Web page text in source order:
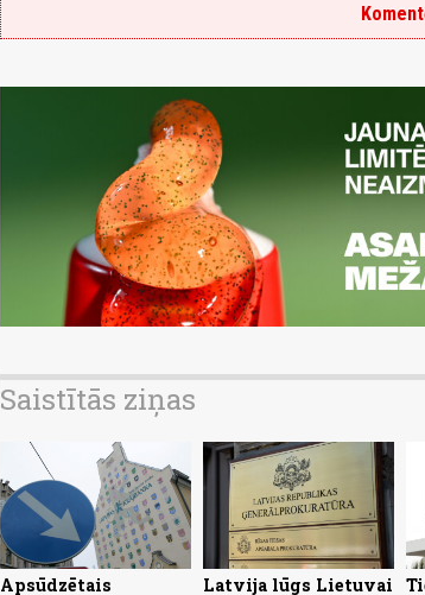
Saistītās ziņas
Apsūdzētais
Latvija lūgs Lietuvai